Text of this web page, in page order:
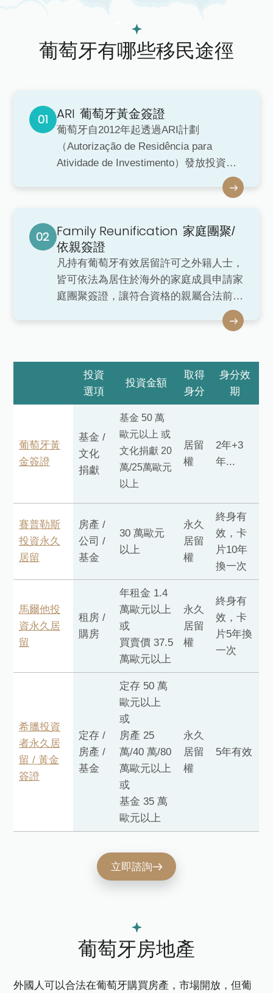
葡萄牙有哪些移民途徑
ARI 葡萄牙黃金簽證
葡萄牙自2012年起透過ARI計劃
（Autorização de Residência para
Atividade de Investimento）發放投資居
出以來已吸引超過32,000名投資者及其家
需每年在葡萄牙停留七天，無需常住。
這使得葡萄牙黃金簽證成為一個靈活且吸
引人的移居選擇！
Family Reunification 家庭團聚/
依親簽證
凡持有葡萄牙有效居留許可之外籍人士，
皆可依法為居住於海外的家庭成員申請家
庭團聚簽證，讓符合資格的親屬合法前往
葡萄牙共同居住，實現穩定且長期的家庭
投資
選項
投資金額
取得
身分
身分效
期
葡萄牙黃
金簽證
基金 /
文化
捐獻
基金 50 萬
歐元以上 或
文化捐獻 20
萬/25萬歐元
以上
居留
權
2年+3
年...
賽普勒斯
投資永久
居留
房產 /
公司 /
基金
30 萬歐元
以上
永久
居留
權
終身有
效，卡
片10年
換一次
馬爾他投
資永久居
留
租房 /
購房
年租金 1.4
萬歐元以上
或
買賣價 37.5
萬歐元以上
永久
居留
權
終身有
效，卡
片5年換
一次
希臘投資
者永久居
留 / 黃金
簽證
定存 /
房產 /
基金
定存 50 萬
歐元以上
或
房產 25
萬/40 萬/80
萬歐元以上
或
基金 35 萬
歐元以上
永久
居留
權
5年有效
立即諮詢
葡萄牙房地產
外國人可以合法在葡萄牙購買房產，市場開放，但葡